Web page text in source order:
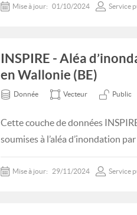
Mise à jour: 01/10/2024 Service
INSPIRE - Aléa
en Wallonie (BE)
Donnée Vecteur Public
Cette couche de données
soumises à l’aléa d’inondation
Mise à jour: 29/11/2024 Service